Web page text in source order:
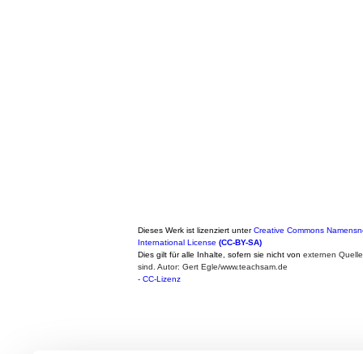
Dieses Werk ist lizenziert unterCreative Commons
International License (CC-BY-SA)
Dies gilt für alle Inhalte, sofern sie nicht von externen
sind. Autor: Gert Egle/www.teachsam.de
- CC-Lizenz